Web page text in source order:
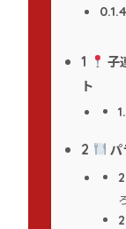
0.1.4
1
子
ト
2